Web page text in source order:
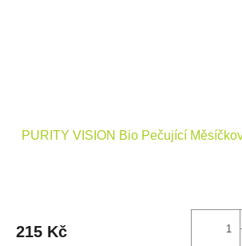
PURITY VISION Bio Pečující
215 Kč